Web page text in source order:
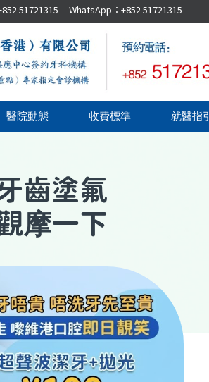
51721315 WhatsApp：+852 51721315
醫院動態 收費標準 就醫指引
齒塗氟
摩一下